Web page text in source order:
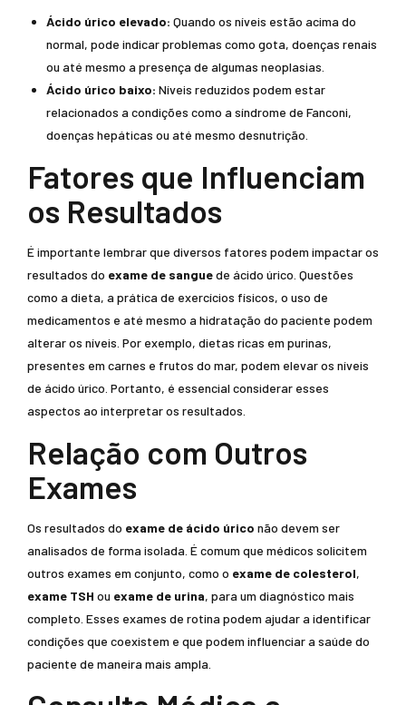
Ácido úrico elevado: Quando os níveis estão acima do
normal, pode indicar problemas como gota, doenças renais
ou até mesmo a presença de algumas neoplasias.
Ácido úrico baixo: Níveis reduzidos podem estar
relacionados a condições como a síndrome de Fanconi,
doenças hepáticas ou até mesmo desnutrição.
Fatores que Influenciam
os Resultados
É importante lembrar que diversos fatores podem impactar os
resultados do exame de sanguede ácido úrico. Questões
como a dieta, a prática de exercícios físicos, o uso de
medicamentos e até mesmo a hidratação do paciente podem
alterar os níveis. Por exemplo, dietas ricas em purinas,
presentes em carnes e frutos do mar, podem elevar os níveis
de ácido úrico. Portanto, é essencial considerar esses
aspectos ao interpretar os resultados.
Relação com Outros
Exames
Os resultados do exame de ácido úrico não devem ser
analisados de forma isolada. É comum que médicos solicitem
outros exames em conjunto, como o exame de colesterol,
exame TSH ou exame de urina, para um diagnóstico mais
completo. Esses exames de rotina podem ajudar a identificar
condições que coexistem e que podem influenciar a saúde do
paciente de maneira mais ampla.